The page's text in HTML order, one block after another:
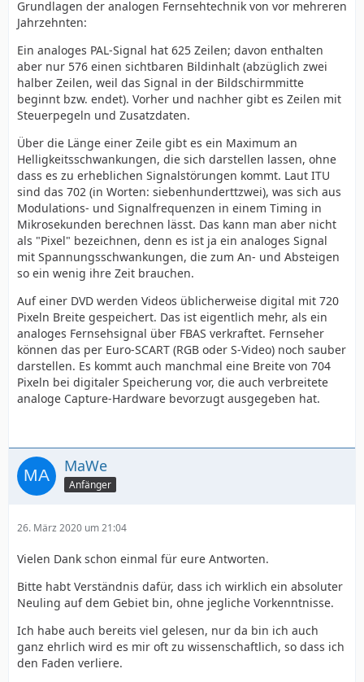
Grundlagen der analogen Fernsehtechnik von vor mehreren
Jahrzehnten:
Ein analoges PAL-Signal hat 625 Zeilen; davon enthalten
aber nur 576 einen sichtbaren Bildinhalt (abzüglich zwei
halber Zeilen, weil das Signal in der Bildschirmmitte
beginnt bzw. endet). Vorher und nachher gibt es Zeilen mit
Steuerpegeln und Zusatzdaten.
Über die Länge einer Zeile gibt es ein Maximum an
Helligkeitsschwankungen, die sich darstellen lassen, ohne
dass es zu erheblichen Signalstörungen kommt. Laut ITU
sind das 702 (in Worten: siebenhunderttzwei), was sich aus
Modulations- und Signalfrequenzen in einem Timing in
Mikrosekunden berechnen lässt. Das kann man aber nicht
als "Pixel" bezeichnen, denn es ist ja ein analoges Signal
mit Spannungsschwankungen, die zum An- und Absteigen
so ein wenig ihre Zeit brauchen.
Auf einer DVD werden Videos üblicherweise digital mit 720
Pixeln Breite gespeichert. Das ist eigentlich mehr, als ein
analoges Fernsehsignal über FBAS verkraftet. Fernseher
können das per Euro-SCART (RGB oder S-Video) noch sauber
darstellen. Es kommt auch manchmal eine Breite von 704
Pixeln bei digitaler Speicherung vor, die auch verbreitete
analoge Capture-Hardware bevorzugt ausgegeben hat.
MaWe
Anfänger
26. März 2020 um 21:04
Vielen Dank schon einmal für eure Antworten.
Bitte habt Verständnis dafür, dass ich wirklich ein absoluter
Neuling auf dem Gebiet bin, ohne jegliche Vorkenntnisse.
Ich habe auch bereits viel gelesen, nur da bin ich auch
ganz ehrlich wird es mir oft zu wissenschaftlich, so dass ich
den Faden verliere.